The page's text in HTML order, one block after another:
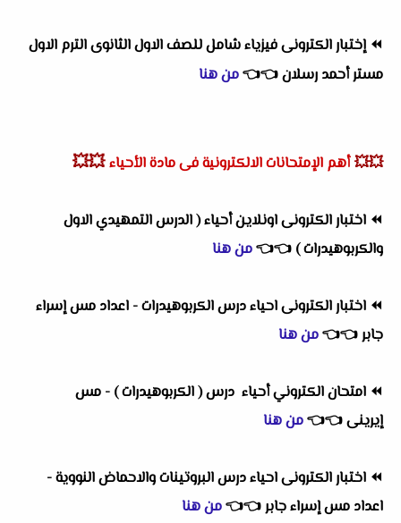
⏪إختبار الكترونى فيزياء شامل للصف الاول الثانوى الترم الاول
مستر أحمد رسلان👈
👈من هنا
💥💥 أهم الإمتحانات الالكترونية فى مادة الأحياء 💥💥
⏪ اختبار الكترونى اونلاين أحياء ( الدرس التمهيدي الاول
والكربوهيدرات ) 👈
👈من هنا
⏪ اختبار الكترونى احياء درس الكربوهيدرات - اعداد مس إسراء
جابر👈
👈من هنا
⏪ امتحان الكتروني أحياء درس ( الكربوهيدرات ) - مس
إيرينى👈
👈من هنا
⏪ اختبار الكترونى احياء درس البروتينات والاحماض النووية -
اعداد مس إسراء جابر👈
👈من هنا